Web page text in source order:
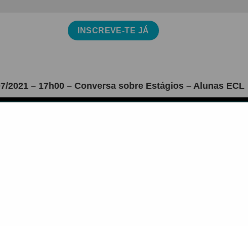
INSCREVE-TE JÁ
2021 – 17h00 – Conversa sobre Estágios – Alunas ECL